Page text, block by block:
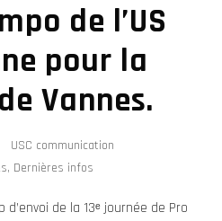
de l’US
pour la
Vannes.
USC communication
, Dernières infos
de la 13ᵉ journée de Pro